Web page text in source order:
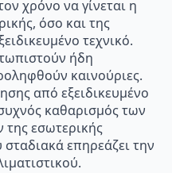
χρόνο να γίνεται η
όσο και της
τεχνικό.
ήδη
καινούριες.
από εξειδικευμένο
καθαρισμός των
της εσωτερικής
επηρεάζει την